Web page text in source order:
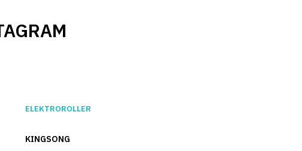
ELEKTROROLLER
KINGSONG